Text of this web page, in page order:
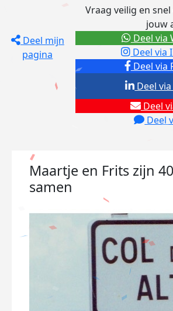
Deel mijn
pagina
Vraag veilig en
jouw
Deel via
Deel via
Deel
Deel
Deel
Deel via
Maartje en Frits zijn
samen